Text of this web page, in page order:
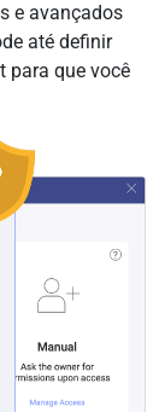
e avançados
até definir
para que você